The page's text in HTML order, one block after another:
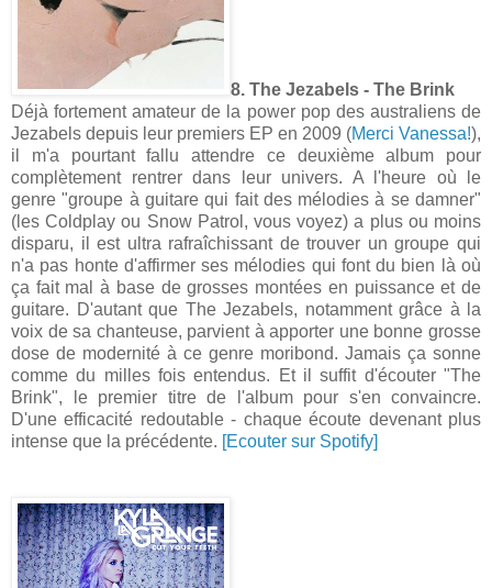
8. The Jezabels - The Brink
Déjà fortement amateur de la power pop des australiens de
Jezabels depuis leur premiers EP en 2009 (Merci Vanessa!),
il m'a pourtant fallu attendre ce deuxième album pour
complètement rentrer dans leur univers. A l'heure où le
genre "groupe à guitare qui fait des mélodies à se damner"
(les Coldplay ou Snow Patrol, vous voyez) a plus ou moins
disparu, il est ultra rafraîchissant de trouver un groupe qui
n'a pas honte d'affirmer ses mélodies qui font du bien là où
ça fait mal à base de grosses montées en puissance et de
guitare. D'autant que The Jezabels, notamment grâce à la
voix de sa chanteuse, parvient à apporter une bonne grosse
dose de modernité à ce genre moribond. Jamais ça sonne
comme du milles fois entendus. Et il suffit d'écouter "The
Brink", le premier titre de l'album pour s'en convaincre.
D'une efficacité redoutable - chaque écoute devenant plus
intense que la précédente. [Ecouter sur Spotify]